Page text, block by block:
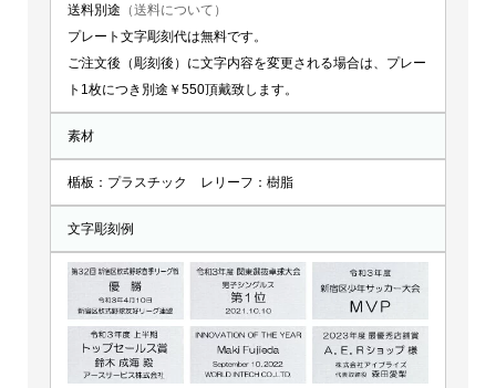
送料別途 （送料について）
プレート文字彫刻代は無料です。
ご注文後（彫刻後）に文字内容を変更される場合は、プレー
ト1枚につき別途￥550頂戴致します。
素材
楯板：プラスチック レリーフ：樹脂
文字彫刻例